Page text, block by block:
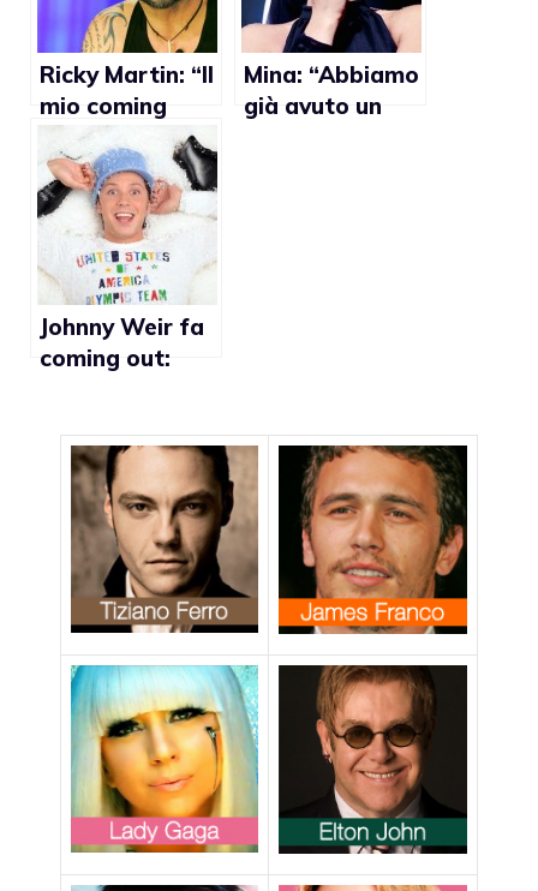
Ricky Martin: “Il
mio coming
out? Una scelta
motivata”
Mina: “Abbiamo
già avuto un
Johnny Weir fa
coming out: